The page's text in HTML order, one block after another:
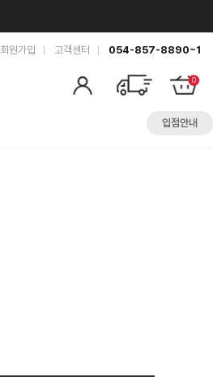
회원가입 고객센터 054-857-8890~1
0
입점안내